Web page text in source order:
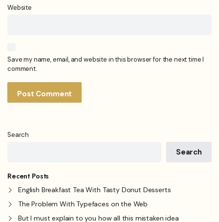
Website
Save my name, email, and website in this browser for the next time I
comment.
Search
Search
Recent Posts
English Breakfast Tea With Tasty Donut Desserts
The Problem With Typefaces on the Web
But I must explain to you how all this mistaken idea